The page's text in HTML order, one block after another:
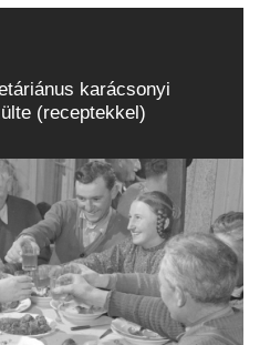
karácsonyi
(receptekkel)